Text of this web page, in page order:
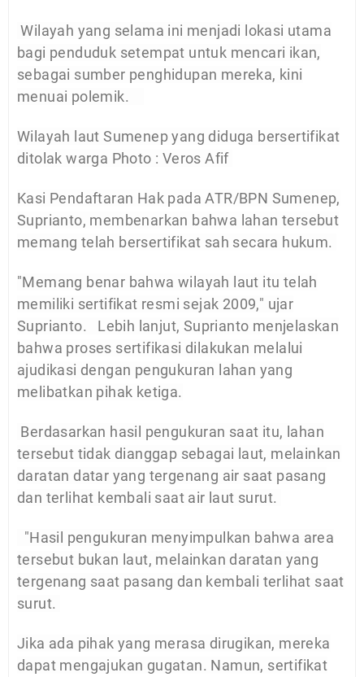
Wilayah yang selama ini menjadi lokasi utama
bagi penduduk setempat untuk mencari ikan,
sebagai sumber penghidupan mereka, kini
menuai polemik.
Wilayah laut Sumenep yang diduga bersertifikat
ditolak warga Photo : Veros Afif
Kasi Pendaftaran Hak pada ATR/BPN Sumenep,
Suprianto, membenarkan bahwa lahan tersebut
memang telah bersertifikat sah secara hukum.
"Memang benar bahwa wilayah laut itu telah
memiliki sertifikat resmi sejak 2009," ujar
Suprianto. Lebih lanjut, Suprianto menjelaskan
bahwa proses sertifikasi dilakukan melalui
ajudikasi dengan pengukuran lahan yang
melibatkan pihak ketiga.
Berdasarkan hasil pengukuran saat itu, lahan
tersebut tidak dianggap sebagai laut, melainkan
daratan datar yang tergenang air saat pasang
dan terlihat kembali saat air laut surut.
"Hasil pengukuran menyimpulkan bahwa area
tersebut bukan laut, melainkan daratan yang
tergenang saat pasang dan kembali terlihat saat
surut.
Jika ada pihak yang merasa dirugikan, mereka
dapat mengajukan gugatan. Namun, sertifikat